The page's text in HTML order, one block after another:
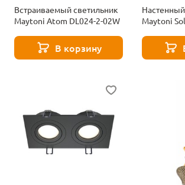
Встраиваемый светильник
Maytoni Atom DL024-2-02W
В корзину
Maytoni